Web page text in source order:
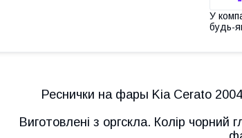
У
будь-
Реснички на фары Kia Cerato
Виготовлені з оргскла. Колір чорний